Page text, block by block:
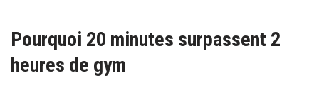
Pourquoi 20 minutes surpassent 2
heures de gym